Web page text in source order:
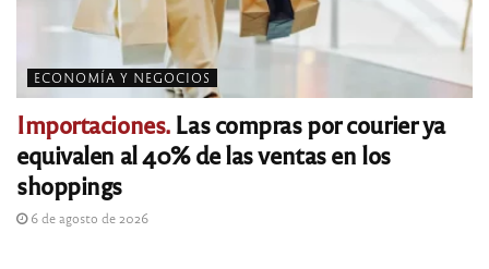
ECONOMÍA Y NEGOCIOS
Importaciones.Las compras por courier ya
equivalen al 40% de las ventas en los
shoppings
6 de agosto de 2026